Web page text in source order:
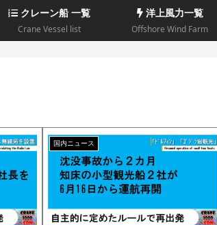
クレーン船 一覧
Crane Vessel list
洋上風力一覧
Offshore Wind Farm
国内ニュース